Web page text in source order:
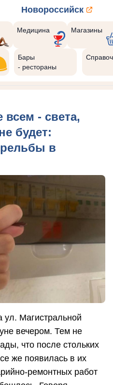
Новороссийск
Медицина Магазины
Бары
- рестораны
- света,
будет:
в
ул. Магистральной
вечером. Тем не
что после стольких
же появилась в их
ремонтных работ